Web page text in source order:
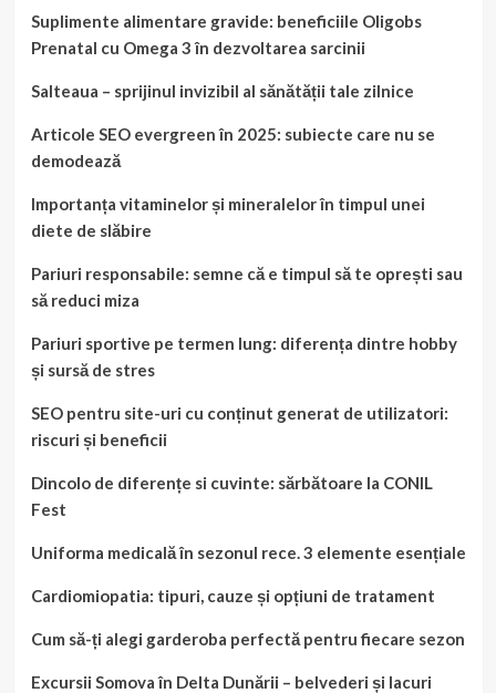
Suplimente alimentare gravide: beneficiile Oligobs
Prenatal cu Omega 3 în dezvoltarea sarcinii
Salteaua – sprijinul invizibil al sănătății tale zilnice
Articole SEO evergreen în 2025: subiecte care nu se
demodează
Importanța vitaminelor și mineralelor în timpul unei
diete de slăbire
Pariuri responsabile: semne că e timpul să te oprești sau
să reduci miza
Pariuri sportive pe termen lung: diferența dintre hobby
și sursă de stres
SEO pentru site-uri cu conținut generat de utilizatori:
riscuri și beneficii
Dincolo de diferențe si cuvinte: sărbătoare la CONIL
Fest
Uniforma medicală în sezonul rece. 3 elemente esențiale
Cardiomiopatia: tipuri, cauze și opțiuni de tratament
Cum să-ți alegi garderoba perfectă pentru fiecare sezon
Excursii Somova în Delta Dunării – belvederi și lacuri